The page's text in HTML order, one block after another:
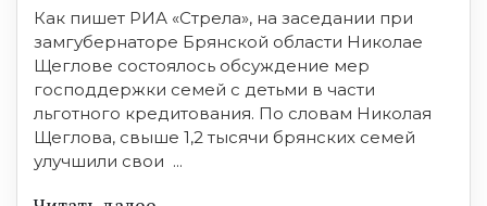
Как пишет РИА «Стрела», на заседании при
замгубернаторе Брянской области Николае
Щеглове состоялось обсуждение мер
господдержки семей с детьми в части
льготного кредитования. По словам Николая
Щеглова, свыше 1,2 тысячи брянских семей
улучшили свои ...